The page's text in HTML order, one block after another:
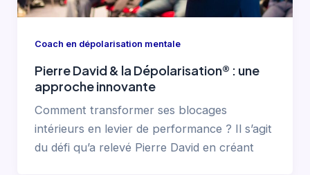
Coach en dépolarisation mentale
Pierre David & la Dépolarisation® : une
approche innovante
Comment transformer ses blocages
intérieurs en levier de performance ? Il s’agit
du défi qu’a relevé Pierre David en créant